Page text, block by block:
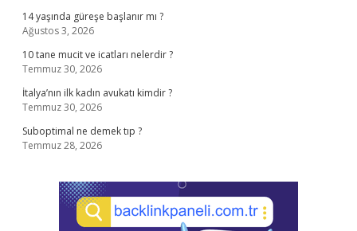
14 yaşında güreşe başlanır mı ?
Ağustos 3, 2026
10 tane mucit ve icatları nelerdir ?
Temmuz 30, 2026
İtalya’nın ilk kadın avukatı kimdir ?
Temmuz 30, 2026
Suboptimal ne demek tıp ?
Temmuz 28, 2026